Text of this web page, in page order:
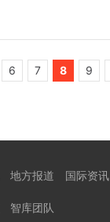
6 7 8 9
地方报道 国际资讯
智库团队